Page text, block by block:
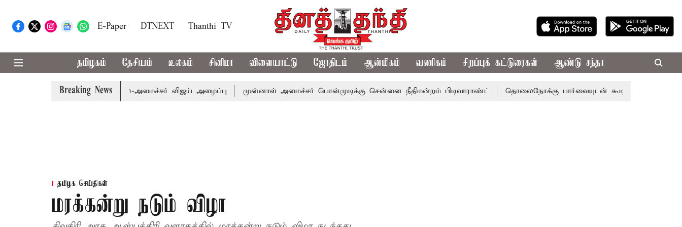
E-Paper DTNEXT Thanthi TV
தமிழகம் தேசியம் உலகம் சினிமா விளையாட்டு ஜோதிடம் ஆன்மிகம் வணிகம் சிறப்புக் கட்டுரைகள் ஆண்டு சந்தா
Breaking News
கூட்டத்துக்கு முதல்-அமைச்சர் விஜய் அழைப்பு முன்னாள் அமைச்சர் பொன்முடிக்கு சென்னை நீதிமன்றம் பிடிவாராண்ட் தொலைநோக்கு பார்வையுடன் கூடிய வேளாண் பட்ஜெட்:
தமிழக செய்திகள்
மரக்கன்று நடும் விழா